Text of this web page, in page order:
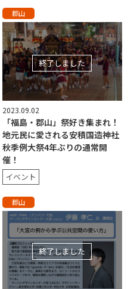
郡山
終了しました
2023.09.02
「福島・郡山」祭好き集まれ！
地元民に愛される安積国造神社
秋季例大祭4年ぶりの通常開
催！
イベント
郡山
終了しました